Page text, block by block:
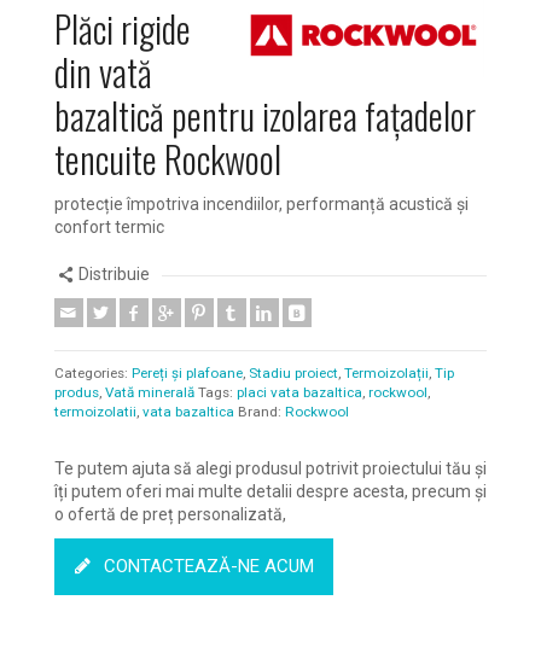
Plăci rigide
din vată
bazaltică pentru izolarea fațadelor
tencuite Rockwool
protecție împotriva incendiilor, performanță acustică și
confort termic
Distribuie
Categories: Pereți și plafoane, Stadiu proiect, Termoizolații, Tip
produs, Vată minerală Tags: placi vata bazaltica, rockwool,
termoizolatii, vata bazaltica Brand: Rockwool
Te putem ajuta să alegi produsul potrivit proiectului tău și
îți putem oferi mai multe detalii despre acesta, precum și
o ofertă de preț personalizată,
CONTACTEAZĂ-NE ACUM